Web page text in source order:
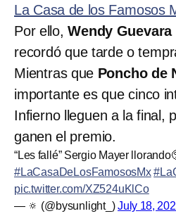
La Casa de los Famosos
Por ello,Wendy Guevara
recordó que tarde o
Mientras que Poncho de
importante es que cinco
Infierno lleguen a la final,
ganen el premio.
“Les fallé” Sergio Mayer
#LaCasaDeLosFamososMx
pic.twitter.com/XZ524uKlCo
— 🔅 (@bysunlight_)July 18,